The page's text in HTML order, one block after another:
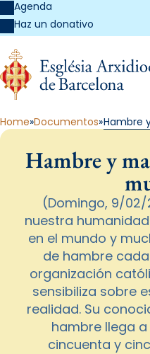
Agenda
Haz un donativo
Home Documentos Hambre
Hambre y
(Domingo, 9/02/
nuestra
en el mundo y
de hambre
organización
sensibiliza sobre
realidad. Su
hambre llega
cincuenta y